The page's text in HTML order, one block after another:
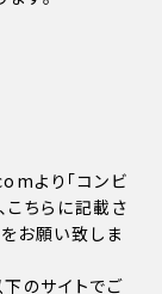
より「コンビ
こちらに記載さ
お願い致しま
のサイトでご